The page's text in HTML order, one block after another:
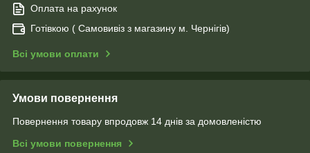
Оплата на рахунок
Готівкою ( Самовивіз з магазину м. Чернігів)
Всі умови оплати
Умови повернення
Повернення товару впродовж 14 днів за домовленістю
Всі умови повернення